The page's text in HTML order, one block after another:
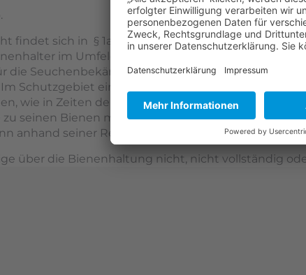
findet sich in § 1a der Bienenseuchen-
im Umfeld informieren zu können und
die Seuchenbekämpfung wichtig: Die Art eines
Schutzgebiet einer Belegstelle dürfen nämlich
wie in Zeiten der Corona-Pandemie, kann das
zu seinen Bienen muss oder sie an einen anderen
anhand seiner Registriernummer nachweisen,
über die Bienenhaltung nicht, nicht vollständig